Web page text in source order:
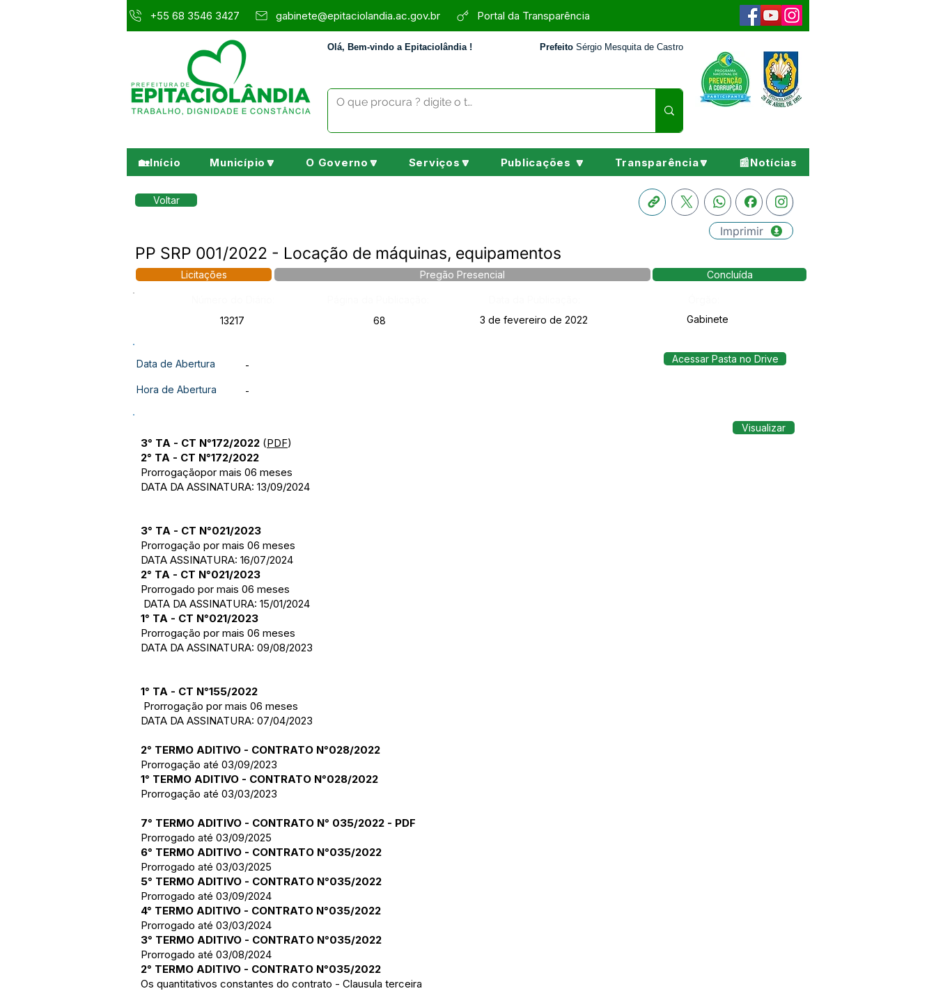
+55 68 3546 3427 gabinete@epitaciolandia.ac.gov.br Portal da Transparência
Olá, Bem-vindo a Epitaciolândia ! Prefeito Sérgio Mesquita de Castro
🏡Início Município🔽 O Governo🔽 Serviços🔽 Publicações 🔽 Transparência🔽 📰Notícias
Voltar
Imprimir
PP SRP 001/2022 - Locação de máquinas, equipamentos
Licitações Pregão Presencial Concluída
13217
68 3 de fevereiro de 2022 Gabinete
Data de Abertura -
Hora de Abertura -
Acessar Pasta no Drive
3° TA - CT N°172/2022 (PDF)
2° TA - CT N°172/2022
Prorrogaçãopor mais 06 meses
DATA DA ASSINATURA: 13/09/2024
3° TA - CT N°021/2023
Prorrogação por mais 06 meses
DATA ASSINATURA: 16/07/2024
2° TA - CT N°021/2023
Prorrogado por mais 06 meses
DATA DA ASSINATURA: 15/01/2024
1° TA - CT N°021/2023
Prorrogação por mais 06 meses
DATA DA ASSINATURA: 09/08/2023
1° TA - CT N°155/2022
Prorrogação por mais 06 meses
DATA DA ASSINATURA: 07/04/2023
2° TERMO ADITIVO - CONTRATO N°028/2022
Prorrogação até 03/09/2023
1° TERMO ADITIVO - CONTRATO N°028/2022
Prorrogação até 03/03/2023
7° TERMO ADITIVO - CONTRATO N° 035/2022 - PDF
Prorrogado até 03/09/2025
6° TERMO ADITIVO - CONTRATO N°035/2022
Prorrogado até 03/03/2025
5° TERMO ADITIVO - CONTRATO N°035/2022
Prorrogado até 03/09/2024
4° TERMO ADITIVO - CONTRATO N°035/2022
Prorrogado até 03/03/2024
3° TERMO ADITIVO - CONTRATO N°035/2022
Prorrogado até 03/08/2024
2° TERMO ADITIVO - CONTRATO N°035/2022
Os quantitativos constantes do contrato - Clausula terceira
Visualizar